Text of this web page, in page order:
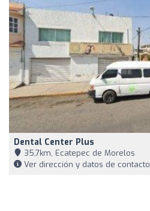
Dental Center Plus
35,7km, Ecatepec de Morelos
Ver dirección y datos de contacto